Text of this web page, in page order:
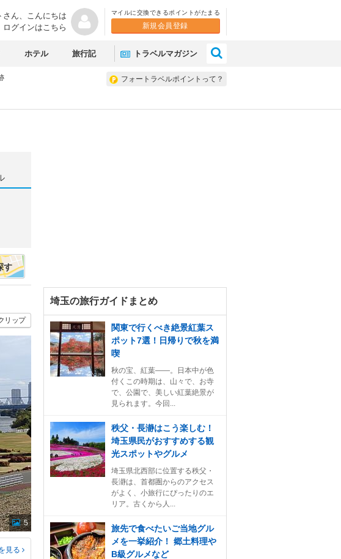
ん、
こんにちは
ログインはこちら
マイルに交換できるポイントがたまる
新規会員登録
ホテル 旅行記 トラベルマガジン
フォートラベルポイントって？
す
リップ
5
見る
埼玉の旅行ガイドまとめ
関東で行くべき絶景紅葉ス
ポット7選！日帰りで秋を満
喫
秋の宝、紅葉――。日本中が色
付くこの時期は、山々で、お寺
で、公園で、美しい紅葉絶景が
見られます。今回...
秩父・長瀞はこう楽しむ！
埼玉県民がおすすめする観
光スポットやグルメ
埼玉県北西部に位置する秩父・
長瀞は、首都圏からのアクセス
がよく、小旅行にぴったりのエ
リア。古くから人...
旅先で食べたいご当地グル
メを一挙紹介！ 郷土料理や
B級グルメなど